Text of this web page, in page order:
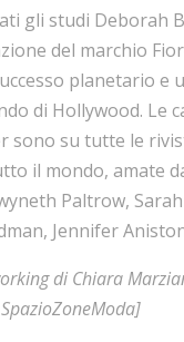
gli studi Deborah
del marchio
planetario e
di Hollywood. Le
sono su tutte le
il mondo, amate
Paltrow, Sarah
Jennifer
di Chiara